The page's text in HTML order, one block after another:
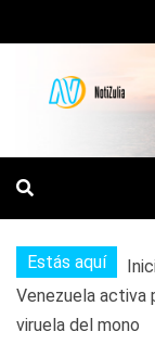
al
contenido
Estás aquí
Venezuela activa
viruela del mono